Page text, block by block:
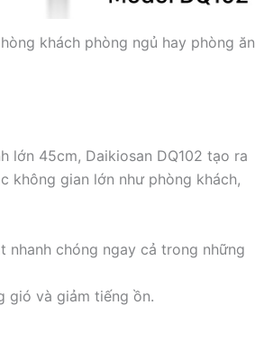
khách phòng ngủ hay phòng ăn
lớn 45cm, Daikiosan DQ102 tạo ra
không gian lớn như phòng khách,
nhanh chóng ngay cả trong những
gió và giảm tiếng ồn.